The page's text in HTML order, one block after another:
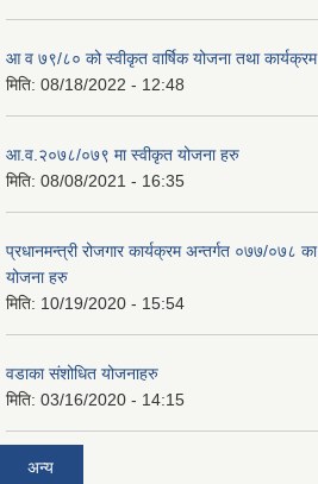
आ व ७९/८० को स्वीकृत वार्षिक योजना तथा कार्यक्रम
मिति: 08/18/2022 - 12:48
आ.व.२०७८/०७९ मा स्वीकृत योजना हरु
मिति: 08/08/2021 - 16:35
प्रधानमन्त्री रोजगार कार्यक्रम अन्तर्गत ०७७/०७८ का
योजना हरु
मिति: 10/19/2020 - 15:54
वडाका संशोधित योजनाहरु
मिति: 03/16/2020 - 14:15
अन्य